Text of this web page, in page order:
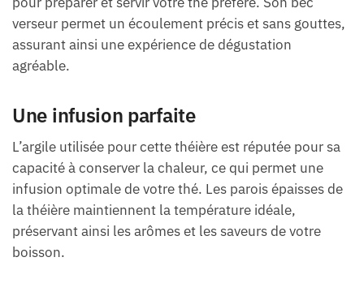
verseur permet un écoulement précis et sans gouttes,
assurant ainsi une expérience de dégustation
agréable.
Une infusion parfaite
L’argile utilisée pour cette théière est réputée pour sa
capacité à conserver la chaleur, ce qui permet une
infusion optimale de votre thé. Les parois épaisses de
la théière maintiennent la température idéale,
préservant ainsi les arômes et les saveurs de votre
boisson.